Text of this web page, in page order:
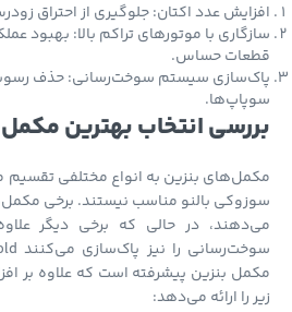
عدد اکتان: جلوگیری از احتراق زودرس و
با موتورهای تراکم بالا: بهبود عملکرد
حساس.
سیستم سوخت‌رسانی: حذف رسوبات از
انتخاب بهترین مکمل
بنزین به انواع مختلفی تقسیم
بالنو مناسب نیستند. برخی مکمل‌ها
در حالی که برخی دیگر علاوه
بنزین پیشرفته است که علاوه بر افزایش
را ارائه می‌دهد: